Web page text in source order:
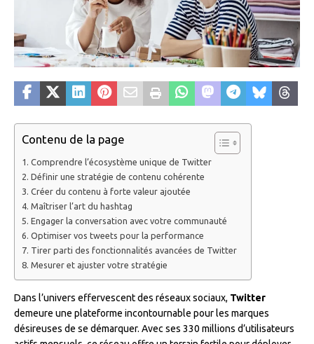
Contenu de la page
Comprendre l’écosystème unique de Twitter
Définir une stratégie de contenu cohérente
Créer du contenu à forte valeur ajoutée
Maîtriser l’art du hashtag
Engager la conversation avec votre communauté
Optimiser vos tweets pour la performance
Tirer parti des fonctionnalités avancées de Twitter
Mesurer et ajuster votre stratégie
Dans l’univers effervescent des réseaux sociaux, Twitter
demeure une plateforme incontournable pour les marques
désireuses de se démarquer. Avec ses 330 millions d’utilisateurs